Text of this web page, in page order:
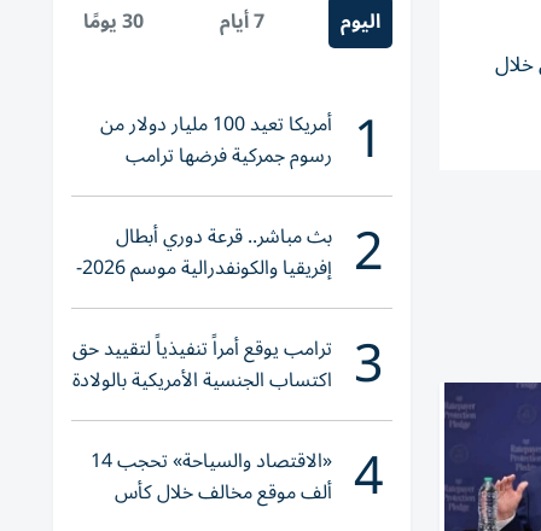
اليوم 7 أيام 30 يومًا
1 أمريكا تعيد 100 مليار دولار من
رسوم جمركية فرضها ترامب
2 بث مباشر.. قرعة دوري أبطال
إفريقيا والكونفدرالية موسم 2026-
2027
3 ترامب يوقع أمراً تنفيذياً لتقييد حق
اكتساب الجنسية الأمريكية بالولادة
4 «الاقتصاد والسياحة» تحجب 14
ألف موقع مخالف خلال كأس